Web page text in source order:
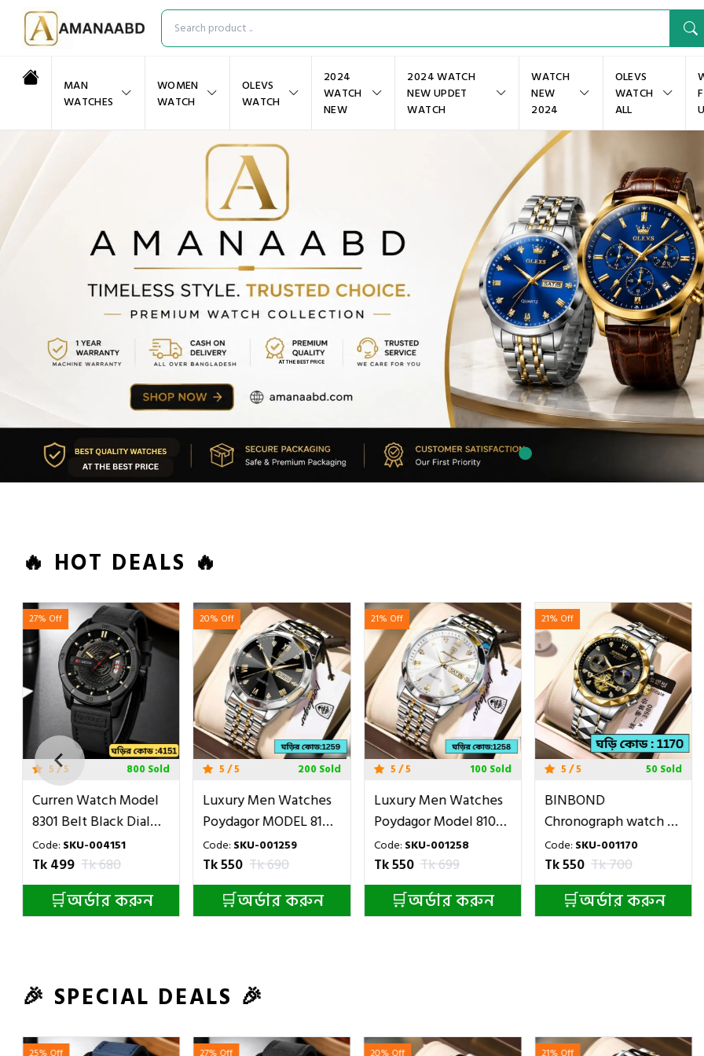
MAN
WATCHES
WOMEN
WATCH
OLEVS
WATCH
2024
WATCH
NEW
2024 WATCH
NEW UPDET
WATCH
WATCH
NEW
2024
OLEVS
WATCH
ALL
🔥 HOT DEALS 🔥
27% Off
5 / 5 800 Sold
Curren Watch Model
8301 Belt Black Dial
Black Colour Watch
For Man
Code:SKU-004151
Tk 499 Tk 680
🛒অর্ডার করুন
20% Off
5 / 5 200 Sold
Luxury Men Watches
Poydagor MODEL 810
Toton Ar Dial Black
COLOUR WATCH MAN
Code:SKU-001259
Tk 550 Tk 690
🛒অর্ডার করুন
21% Off
5 / 5 100 Sold
Luxury Men Watches
Poydagor Model 810
Toton Ar Dial White
Colour Watch
Code:SKU-001258
Tk 550 Tk 699
🛒অর্ডার করুন
21% Off
5 / 5 50 Sold
BINBOND
Chronograph watch -
Toton ar Dial Black
COLOUR WATCH FOR
MAN
Code:SKU-001170
Tk 550 Tk 700
🛒অর্ডার করুন
🎉 SPECIAL DEALS 🎉